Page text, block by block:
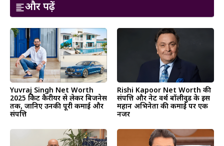
और पढ़ें
Yuvraj Singh Net Worth
2025 क्रिकेट कैरीयर से लेकर बिजनेस
तक, जानिए उनकी पूरी कमाई और
संपत्ति
Rishi Kapoor Net Worth की
संपत्ति और नेट वर्थ बॉलीवुड के इस
महान अभिनेता की कमाई पर एक
नजर